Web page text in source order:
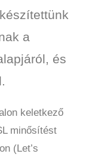
a
és
keletkező
minősítést
(Let’s